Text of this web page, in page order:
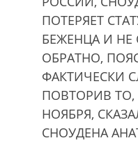
ПОТЕРЯЕТ
БЕЖЕНЦА И НЕ
ОБРАТНО,
ФАКТИЧЕСКИ
ПОВТОРИВ ТО,
НОЯБРЯ,
СНОУДЕНА